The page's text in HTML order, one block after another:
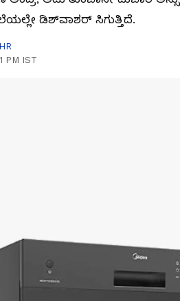
ಡಿಶ್‌ವಾಶರ್ ಸಿಗುತ್ತಿದೆ.
PM IST